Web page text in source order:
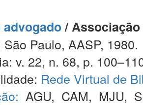
/
Paulo, AASP, 1980.
v. 22, n. 68, p.
Rede Virtual de
AGU, CAM, MJU,